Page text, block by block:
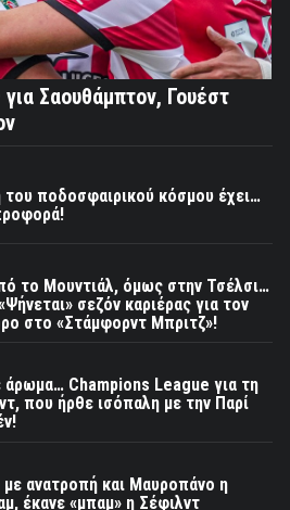
Σαουθάμπτον, Γουέστ
ποδοσφαιρικού κόσμου έχει…
το Μουντιάλ, όμως στην Τσέλσι…
σεζόν καριέρας για τον
στο «Στάμφορντ Μπριτζ»!
άρωμα… Champions League για τη
που ήρθε ισόπαλη με την Παρί
με ανατροπή και Μαυροπάνο η
έκανε «μπαμ» η Σέφιλντ